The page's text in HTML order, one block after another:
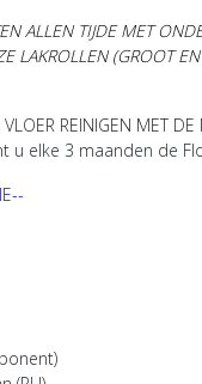
ALLEN TIJDE MET
LAKROLLEN (GROOT
REINIGEN MET DE
u elke 3 maanden de